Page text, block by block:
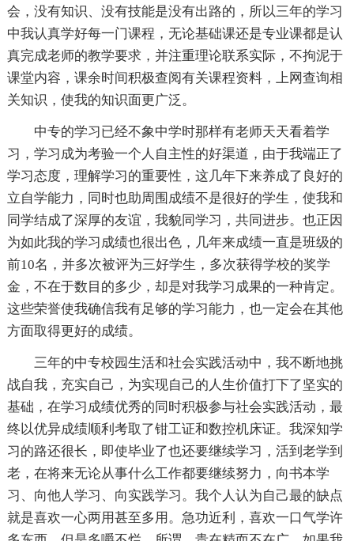
会，没有知识、没有技能是没有出路的，所以三年的学习
中我认真学好每一门课程，无论基础课还是专业课都是认
真完成老师的教学要求，并注重理论联系实际，不拘泥于
课堂内容，课余时间积极查阅有关课程资料，上网查询相
关知识，使我的知识面更广泛。
中专的学习已经不象中学时那样有老师天天看着学
习，学习成为考验一个人自主性的好渠道，由于我端正了
学习态度，理解学习的重要性，这几年下来养成了良好的
立自学能力，同时也助周围成绩不是很好的学生，使我和
同学结成了深厚的友谊，我貌同学习，共同进步。也正因
为如此我的学习成绩也很出色，几年来成绩一直是班级的
前10名，并多次被评为三好学生，多次获得学校的奖学
金，不在于数目的多少，却是对我学习成果的一种肯定。
这些荣誉使我确信我有足够的学习能力，也一定会在其他
方面取得更好的成绩。
三年的中专校园生活和社会实践活动中，我不断地挑
战自我，充实自己，为实现自己的人生价值打下了坚实的
基础，在学习成绩优秀的同时积极参与社会实践活动，最
终以优异成绩顺利考取了钳工证和数控机床证。我深知学
习的路还很长，即使毕业了也还要继续学习，活到老学到
老，在将来无论从事什么工作都要继续努力，向书本学
习、向他人学习、向实践学习。我个人认为自己最的缺点
就是喜欢一心两用甚至多用。急功近利，喜欢一口气学许